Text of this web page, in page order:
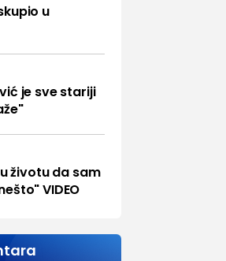
u
je sve stariji
životu da sam
VIDEO